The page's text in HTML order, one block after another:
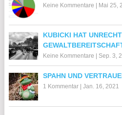
Keine Kommentare Mai 25,
KUBICKI HAT
Keine Kommentare | Sep. 3,
SPAHN UND
1 Kommentar| Jan. 16, 2021